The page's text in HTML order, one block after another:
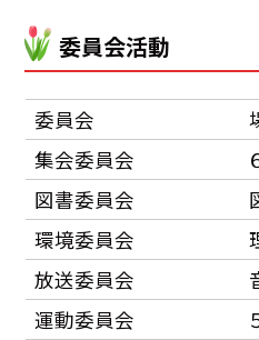
委員会活動
委員会
集会委員会
図書委員会
環境委員会
放送委員会
運動委員会